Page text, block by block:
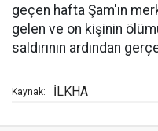
geçen hafta Şam'ın
gelen ve on kişinin
saldırının ardından
Kaynak: İLKHA